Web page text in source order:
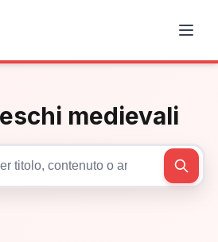
medievali